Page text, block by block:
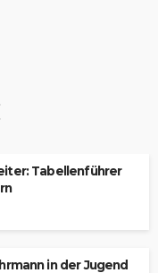
Tabellenführer
in der Jugend